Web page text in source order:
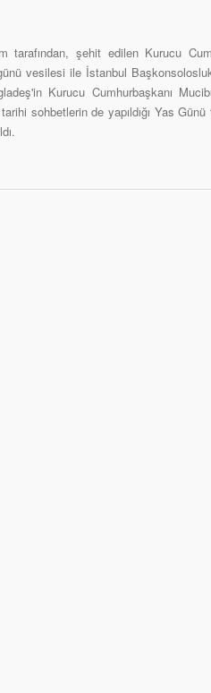
şehit edilen Kurucu
vesilesi ile İstanbul
Kurucu Cumhurbaşkanı
sohbetlerin de yapıldığı Yas Günü